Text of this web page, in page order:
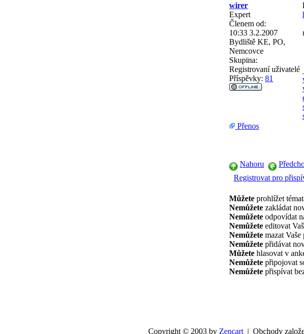
wirer
Expert
Členem od:
10:33 3.2.2007
Bydliště KE, PO,
Nemcovce
Skupina:
Registrovaní uživatelé
Příspěvky: 81
Přenos
Nahoru
Registrovat pro
Můžete prohlížet
Nemůžete zakládat
Nemůžete odpovídat
Nemůžete editovat
Nemůžete mazat
Nemůžete přidávat
Můžete hlasovat v
Nemůžete připojovat
Nemůžete přispívat
Copyright © 2003 by Zencart | Obchody